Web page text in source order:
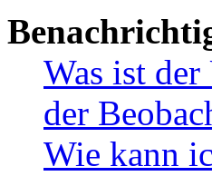
Was ist
der
Wie kann